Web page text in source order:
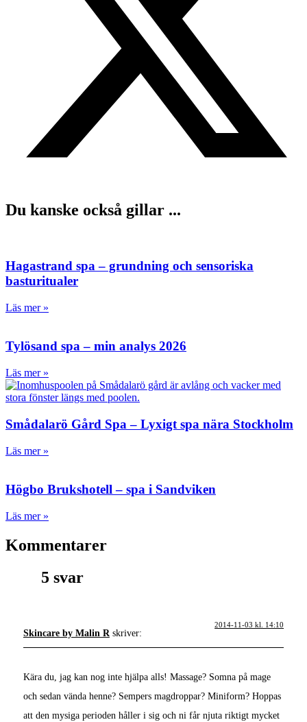
Du kanske också gillar ...
Hagastrand spa – grundning och sensoriska
basturitualer
Läs mer »
Tylösand spa – min analys 2026
Läs mer »
Smådalarö Gård Spa – Lyxigt spa nära Stockholm
Läs mer »
Högbo Brukshotell – spa i Sandviken
Läs mer »
Kommentarer
5 svar
Skincare by Malin R skriver:
2014-11-03 kl. 14:10
Kära du, jag kan nog inte hjälpa alls! Massage? Somna på mage
och sedan vända henne? Sempers magdroppar? Miniform? Hoppas
att den mysiga perioden håller i sig och ni får njuta riktigt mycket